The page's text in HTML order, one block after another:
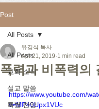
Post
All Posts
교회 소식
설교 말씀
특별 찬양
All Posts
폭력과 비폭력의
유경식 목사
Apr 21, 2019 1 min read
https://www.youtube.com/
v=MF40Upx1VUc